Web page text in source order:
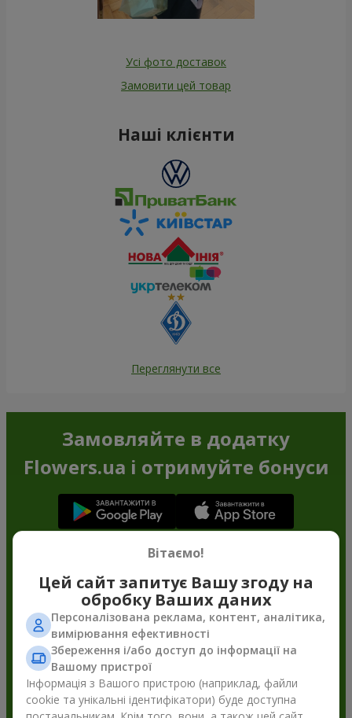
Усі фото доставок
Замовити цей товар
Наші клієнти
Переглянути все
Замовляйте в додатку
Flowers.ua і отримуйте бонуси
Вітаємо!
Цей сайт запитує Вашу згоду на
обробку Ваших даних
Персоналізована реклама, контент, аналітика,
вимірювання ефективності
Збереження і/або доступ до інформації на
Вашому пристрої
Інформація з Вашого пристрою (наприклад, файли
cookie та унікальні ідентифікатори) буде доступна